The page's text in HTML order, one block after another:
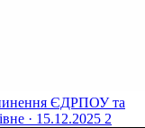
ЄДРПОУ та
· 15.12.2025 2